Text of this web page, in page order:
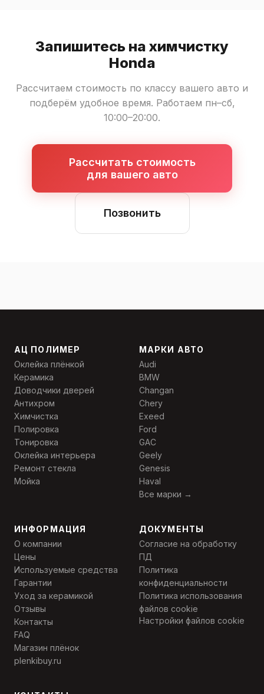
Запишитесь на химчистку
Honda
Рассчитаем стоимость по классу вашего авто и
подберём удобное время. Работаем пн–сб,
10:00–20:00.
Рассчитать стоимость
для вашего авто
Позвонить
АЦ ПОЛИМЕР
Оклейка плёнкой
Керамика
Доводчики дверей
Антихром
Химчистка
Полировка
Тонировка
Оклейка интерьера
Ремонт стекла
Мойка
МАРКИ АВТО
Audi
BMW
Changan
Chery
Exeed
Ford
GAC
Geely
Genesis
Haval
Все марки →
ИНФОРМАЦИЯ
О компании
Цены
Используемые средства
Гарантии
Уход за керамикой
Отзывы
Контакты
FAQ
Магазин плёнок
plenkibuy.ru
ДОКУМЕНТЫ
Согласие на обработку
ПД
Политика
конфиденциальности
Политика использования
файлов cookie
Настройки файлов cookie